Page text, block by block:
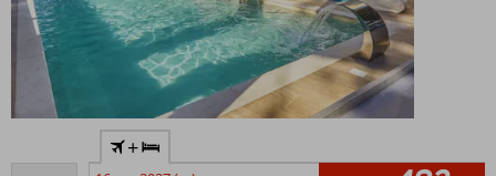
Aanrader
+